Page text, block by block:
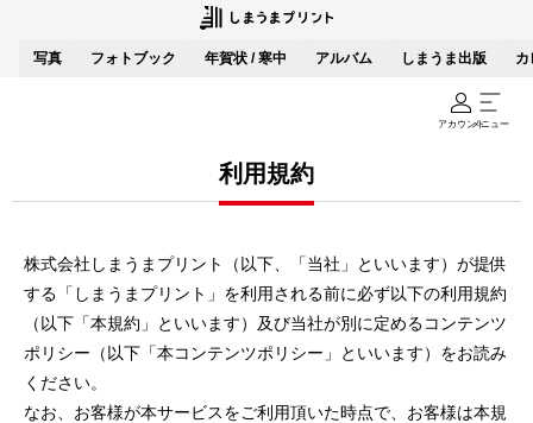
写真 フォトブック 年賀状 / 寒中 アルバム しまうま出版 カ
アカウントメニュー
利用規約
株式会社しまうまプリント（以下、「当社」といいます）が提供
する「しまうまプリント」を利用される前に必ず以下の利用規約
（以下「本規約」といいます）及び当社が別に定めるコンテンツ
ポリシー（以下「本コンテンツポリシー」といいます）をお読み
ください。
なお、お客様が本サービスをご利用頂いた時点で、お客様は本規